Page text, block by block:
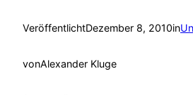
VeröffentlichtDezember 8, 2010in
vonAlexander Kluge